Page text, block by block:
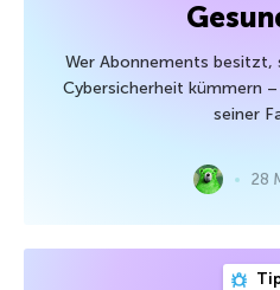
Wer Abonnements besitzt,
Cybersicherheit kümmern
seiner
28